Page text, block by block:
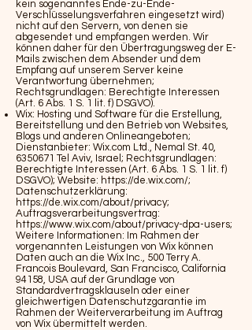
kein sogenanntes Ende-zu-Ende-
Verschlüsselungsverfahren eingesetzt wird)
nicht auf den Servern, von denen sie
abgesendet und empfangen werden. Wir
können daher für den Übertragungsweg der E-
Mails zwischen dem Absender und dem
Empfang auf unserem Server keine
Verantwortung übernehmen;
Rechtsgrundlagen: Berechtigte Interessen
(Art. 6 Abs. 1 S. 1 lit. f) DSGVO).
Wix: Hosting und Software für die Erstellung,
Bereitstellung und den Betrieb von Websites,
Blogs und anderen Onlineangeboten;
Dienstanbieter: Wix.com Ltd., Nemal St. 40,
6350671 Tel Aviv, Israel; Rechtsgrundlagen:
Berechtigte Interessen (Art. 6 Abs. 1 S. 1 lit. f)
DSGVO); Website: https://de.wix.com/;
Datenschutzerklärung:
https://de.wix.com/about/privacy;
Auftragsverarbeitungsvertrag:
https://www.wix.com/about/privacy-dpa-users;
Weitere Informationen: Im Rahmen der
vorgenannten Leistungen von Wix können
Daten auch an die Wix Inc., 500 Terry A.
Francois Boulevard, San Francisco, California
94158, USA auf der Grundlage von
Standardvertragsklauseln oder einer
gleichwertigen Datenschutzgarantie im
Rahmen der Weiterverarbeitung im Auftrag
von Wix übermittelt werden.